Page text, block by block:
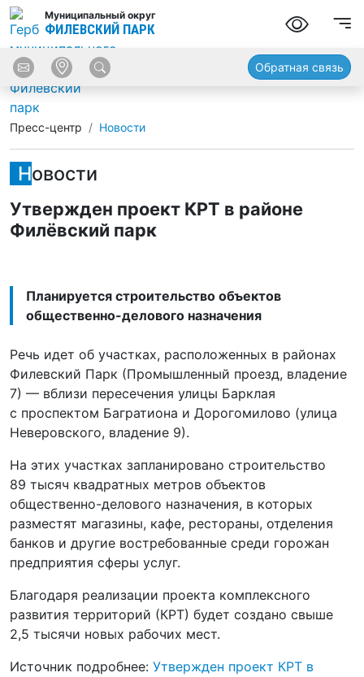
Муниципальный округ
ФИЛЕВСКИЙ ПАРК
Обратная связь
Пресс-центр Новости
Новости
Утвержден проект КРТ в районе
Филёвский парк
Планируется строительство объектов
общественно-делового назначения
Речь идет об участках, расположенных в районах
Филевский Парк (Промышленный проезд, владение
7) — вблизи пересечения улицы Барклая
с проспектом Багратиона и Дорогомилово (улица
Неверовского, владение 9).
На этих участках запланировано строительство
89 тысяч квадратных метров объектов
общественно-делового назначения, в которых
разместят магазины, кафе, рестораны, отделения
банков и другие востребованные среди горожан
предприятия сферы услуг.
Благодаря реализации проекта комплексного
развития территорий (КРТ) будет создано свыше
2,5 тысячи новых рабочих мест.
Источник подробнее: Утвержден проект КРТ в